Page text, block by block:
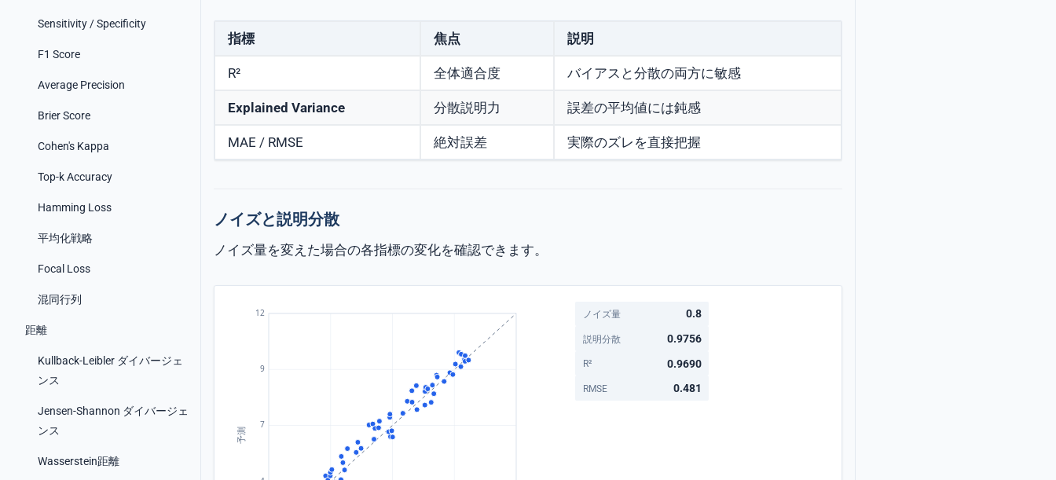
Sensitivity / Specificity
F1 Score
Average Precision
Brier Score
Cohen's Kappa
Top-k Accuracy
Hamming Loss
平均化戦略
Focal Loss
混同行列
距離
Kullback-Leibler ダイバージェ
ンス
Jensen-Shannon ダイバージェ
ンス
Wasserstein距離
指標 焦点 説明
R² 全体適合度 バイアスと分散の両方に敏感
Explained Variance 分散説明力 誤差の平均値には鈍感
MAE / RMSE 絶対誤差 実際のズレを直接把握
ノイズと説明分散
ノイズ量を変えた場合の各指標の変化を確認できます。
ノイズ量 0.8
説明分散 0.9756
R² 0.9690
RMSE 0.481